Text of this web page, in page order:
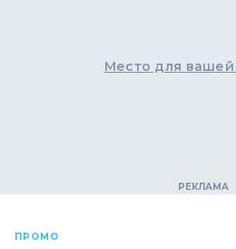
Место для
ПРОМО